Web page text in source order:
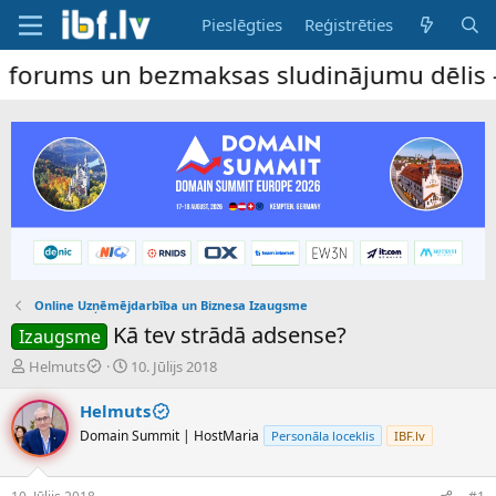
Pieslēgties Reģistrēties
bezmaksas sludinājumu dēlis –
Online Uzņēmējdarbība un Biznesa Izaugsme
Izaugsme Kā tev strādā adsense?
P
v
e
d
i
Helmuts
S
k
m
10. Jūlijs 2018
Helmuts
Domain Summit | HostMaria Personāla loceklis IBF.lv